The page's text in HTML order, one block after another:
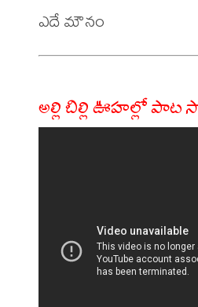
అల్లి బిల్లి ఊహల్లో పాట